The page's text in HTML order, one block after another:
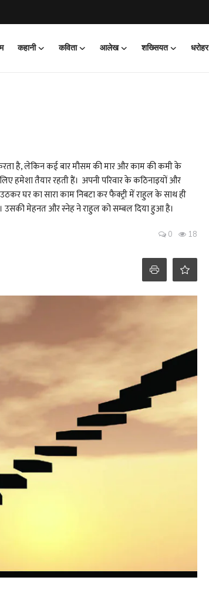
कहानी कविता आलेख शख्सियत धरोहर
है, लेकिन कई बार मौसम की मार और काम की कमी के
हमेशा तैयार रहती हैं। अपनी परिवार के कठिनाइयों और
घर का सारा काम निबटा कर फैक्ट्री में राहुल के साथ ही
उसकी मेहनत और स्नेह ने राहुल को सम्बल दिया हुआ है।
0 18